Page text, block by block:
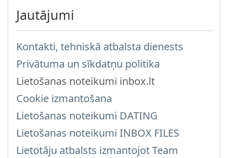
Jautājumi
Kontakti, tehniskā atbalsta dienests
Privātuma un sīkdatņu politika
Lietošanas noteikumi inbox.lt
Cookie izmantošana
Lietošanas noteikumi DATING
Lietošanas noteikumi INBOX FILES
Lietotāju atbalsts izmantojot Team